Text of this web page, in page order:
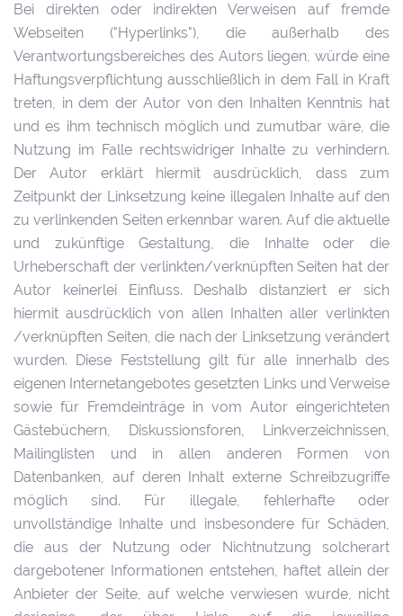
Bei direkten oder indirekten Verweisen auf fremde
Webseiten ("Hyperlinks"), die außerhalb des
Verantwortungsbereiches des Autors liegen, würde eine
Haftungsverpflichtung ausschließlich in dem Fall in Kraft
treten, in dem der Autor von den Inhalten Kenntnis hat
und es ihm technisch möglich und zumutbar wäre, die
Nutzung im Falle rechtswidriger Inhalte zu verhindern.
Der Autor erklärt hiermit ausdrücklich, dass zum
Zeitpunkt der Linksetzung keine illegalen Inhalte auf den
zu verlinkenden Seiten erkennbar waren. Auf die aktuelle
und zukünftige Gestaltung, die Inhalte oder die
Urheberschaft der verlinkten/verknüpften Seiten hat der
Autor keinerlei Einfluss. Deshalb distanziert er sich
hiermit ausdrücklich von allen Inhalten aller verlinkten
/verknüpften Seiten, die nach der Linksetzung verändert
wurden. Diese Feststellung gilt für alle innerhalb des
eigenen Internetangebotes gesetzten Links und Verweise
sowie für Fremdeinträge in vom Autor eingerichteten
Gästebüchern, Diskussionsforen, Linkverzeichnissen,
Mailinglisten und in allen anderen Formen von
Datenbanken, auf deren Inhalt externe Schreibzugriffe
möglich sind. Für illegale, fehlerhafte oder
unvollständige Inhalte und insbesondere für Schäden,
die aus der Nutzung oder Nichtnutzung solcherart
dargebotener Informationen entstehen, haftet allein der
Anbieter der Seite, auf welche verwiesen wurde, nicht